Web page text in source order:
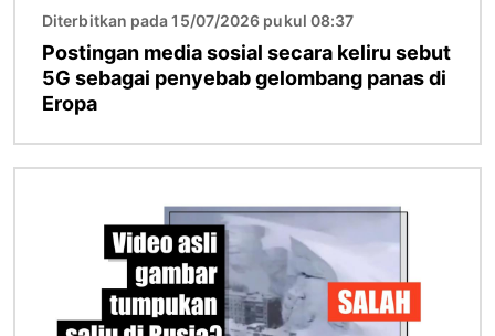
Diterbitkan pada 15/07/2026 pukul 08:37
Postingan media sosial secara keliru sebut
5G sebagai penyebab gelombang panas di
Eropa